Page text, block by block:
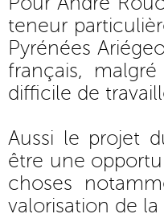
teneur
Pyrénées
français,
difficile de
Aussi le projet
être une
choses
valorisation de la